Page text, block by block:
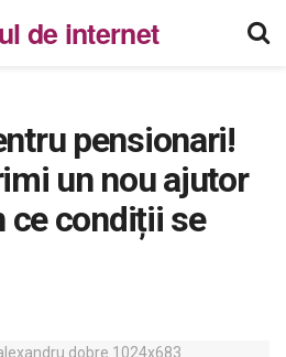
de internet
pensionari!
un nou ajutor
ce condiții se